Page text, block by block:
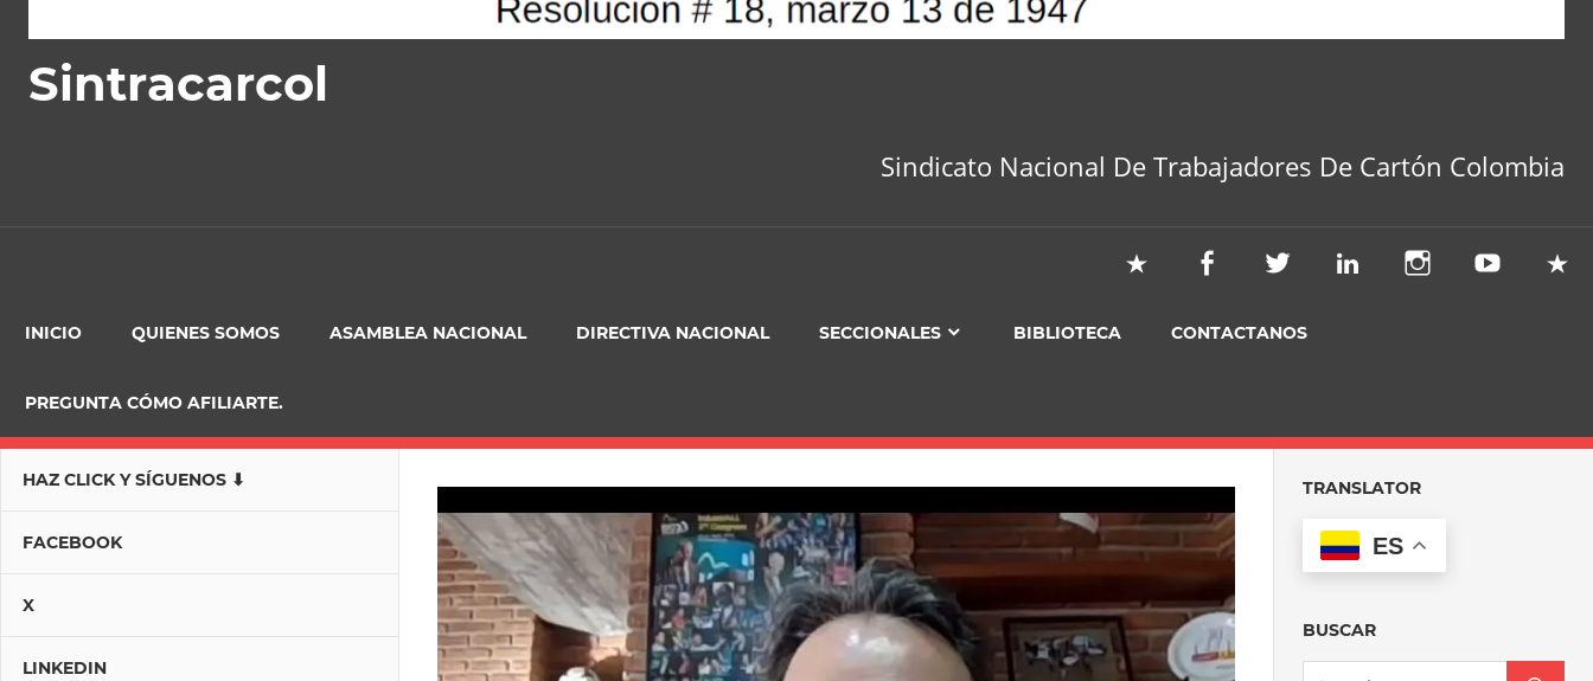
Sintracarcol
Sindicato Nacional De Trabajadores De Cartón Colombia
INICIO QUIENES SOMOS ASAMBLEA NACIONAL DIRECTIVA NACIONAL SECCIONALES BIBLIOTECA CONTACTANOS
PREGUNTA CÓMO AFILIARTE.
HAZ CLICK Y SÍGUENOS ⬇
FACEBOOK
X
LINKEDIN
TRANSLATOR
ES
BUSCAR